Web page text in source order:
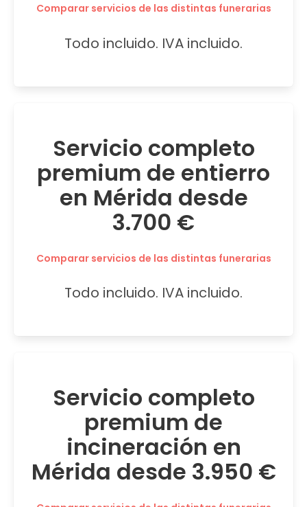
Comparar servicios de las distintas funerarias
Todo incluido. IVA incluido.
Servicio completo
premium de entierro
en Mérida desde
3.700 €
Comparar servicios de las distintas funerarias
Todo incluido. IVA incluido.
Servicio completo
premium de
incineración en
Mérida desde 3.950 €